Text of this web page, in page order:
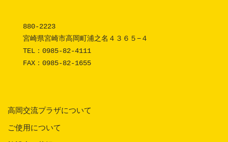
880-2223
宮崎県宮崎市高岡町浦之名４３６５−４
TEL： 0985-82-4111
FAX：0985-82-1655
高岡交流プラザについて
ご使用について